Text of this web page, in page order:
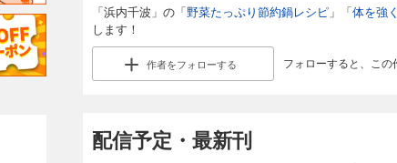
「浜内千波」の「野菜たっぷり節約鍋レシピ 」「体を強
します！
作者をフォローする フォローすると、この
配信予定・最新刊